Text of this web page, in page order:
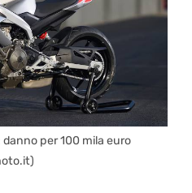
per 100 mila euro